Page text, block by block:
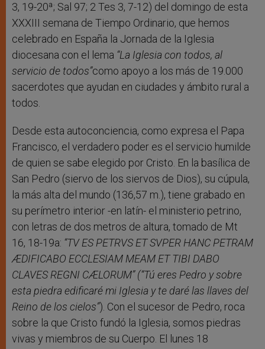
3, 19-20ª; Sal 97; 2 Tes 3, 7-12) del domingo de esta
XXXIII semana de Tiempo Ordinario, que hemos
celebrado en España la Jornada de la Iglesia
diocesana con el lema “La Iglesia con todos, al
servicio de todos”como apoyo a los más de 19.000
sacerdotes que ayudan en ciudades y ámbito rural a
todos.
Desde esta autoconciencia, como expresa el Papa
Francisco, el verdadero poder es el servicio humilde
de quien se sabe elegido por Cristo. En la basílica de
San Pedro (siervo de los siervos de Dios), su cúpula,
la más alta del mundo (136,57 m.), tiene grabado en
su perímetro interior -en latín- el ministerio petrino,
con letras de dos metros de altura, tomado de Mt
16, 18-19a: “TV ES PETRVS ET SVPER HANC PETRAM
ÆDIFICABO ECCLESIAM MEAM ET TIBI DABO
CLAVES REGNI CÆLORUM” (“Tú eres Pedro y sobre
esta piedra edificaré mi Iglesia y te daré las llaves del
Reino de los cielos”). Con el sucesor de Pedro, roca
sobre la que Cristo fundó la Iglesia, somos piedras
vivas y miembros de su Cuerpo. El lunes 18